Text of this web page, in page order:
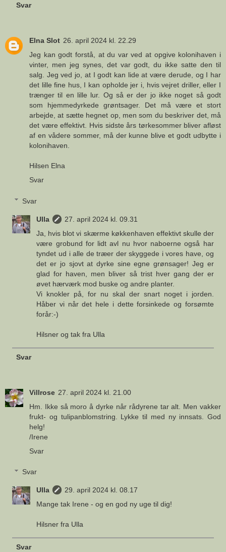
Svar
Elna Slot 26. april 2024 kl. 22.29
Jeg kan godt forstå, at du var ved at opgive kolonihaven i
vinter, men jeg synes, det var godt, du ikke satte den til
salg. Jeg ved jo, at I godt kan lide at være derude, og I har
det lille fine hus, I kan opholde jer i, hvis vejret driller, eller I
trænger til en lille lur. Og så er der jo ikke noget så godt
som hjemmedyrkede grøntsager. Det må være et stort
arbejde, at sætte hegnet op, men som du beskriver det, må
det være effektivt. Hvis sidste års tørkesommer bliver afløst
af en vådere sommer, må der kunne blive et godt udbytte i
kolonihaven.
Hilsen Elna
Svar
Svar
Ulla
27. april 2024 kl. 09.31
Ja, hvis blot vi skærme køkkenhaven effektivt skulle der
være grobund for lidt avl nu hvor naboerne også har
tyndet ud i alle de træer der skyggede i vores have, og
det er jo sjovt at dyrke sine egne grønsager! Jeg er
glad for haven, men bliver så trist hver gang der er
øvet hærværk mod buske og andre planter.
Vi knokler på, for nu skal der snart noget i jorden.
Håber vi når det hele i dette forsinkede og forsømte
forår:-)
Hilsner og tak fra Ulla
Svar
Villrose 27. april 2024 kl. 21.00
Hm. Ikke så moro å dyrke når rådyrene tar alt. Men vakker
frukt- og tulipanblomstring. Lykke til med ny innsats. God
helg!
/Irene
Svar
Svar
Ulla
29. april 2024 kl. 08.17
Mange tak Irene - og en god ny uge til dig!
Hilsner fra Ulla
Svar